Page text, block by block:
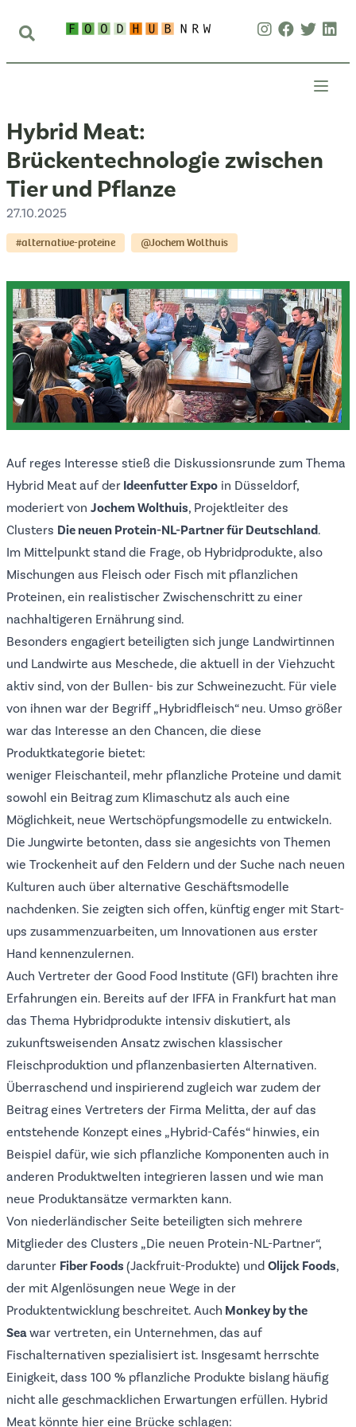
Hybrid Meat:
Brückentechnologie zwischen
Tier und Pflanze
27.10.2025
#alternative-proteine @Jochem Wolthuis
Auf reges Interesse stieß die Diskussionsrunde zum Thema
Hybrid Meat auf der Ideenfutter Expo in Düsseldorf,
moderiert von Jochem Wolthuis, Projektleiter des
Clusters Die neuen Protein-NL-Partner für Deutschland.
Im Mittelpunkt stand die Frage, ob Hybridprodukte, also
Mischungen aus Fleisch oder Fisch mit pflanzlichen
Proteinen, ein realistischer Zwischenschritt zu einer
nachhaltigeren Ernährung sind.
Besonders engagiert beteiligten sich junge Landwirtinnen
und Landwirte aus Meschede, die aktuell in der Viehzucht
aktiv sind, von der Bullen- bis zur Schweinezucht. Für viele
von ihnen war der Begriff „Hybridfleisch“ neu. Umso größer
war das Interesse an den Chancen, die diese
Produktkategorie bietet:
weniger Fleischanteil, mehr pflanzliche Proteine und damit
sowohl ein Beitrag zum Klimaschutz als auch eine
Möglichkeit, neue Wertschöpfungsmodelle zu entwickeln.
Die Jungwirte betonten, dass sie angesichts von Themen
wie Trockenheit auf den Feldern und der Suche nach neuen
Kulturen auch über alternative Geschäftsmodelle
nachdenken. Sie zeigten sich offen, künftig enger mit Start-
ups zusammenzuarbeiten, um Innovationen aus erster
Hand kennenzulernen.
Auch Vertreter der Good Food Institute (GFI) brachten ihre
Erfahrungen ein. Bereits auf der IFFA in Frankfurt hat man
das Thema Hybridprodukte intensiv diskutiert, als
zukunftsweisenden Ansatz zwischen klassischer
Fleischproduktion und pflanzenbasierten Alternativen.
Überraschend und inspirierend zugleich war zudem der
Beitrag eines Vertreters der Firma Melitta, der auf das
entstehende Konzept eines „Hybrid-Cafés“ hinwies, ein
Beispiel dafür, wie sich pflanzliche Komponenten auch in
anderen Produktwelten integrieren lassen und wie man
neue Produktansätze vermarkten kann.
Von niederländischer Seite beteiligten sich mehrere
Mitglieder des Clusters „Die neuen Protein-NL-Partner“,
darunter Fiber Foods (Jackfruit-Produkte) und Olijck Foods,
der mit Algenlösungen neue Wege in der
Produktentwicklung beschreitet. Auch Monkey by the
Seawar vertreten, ein Unternehmen, das auf
Fischalternativen spezialisiert ist. Insgesamt herrschte
Einigkeit, dass 100 % pflanzliche Produkte bislang häufig
nicht alle geschmacklichen Erwartungen erfüllen. Hybrid
Meat könnte hier eine Brücke schlagen: